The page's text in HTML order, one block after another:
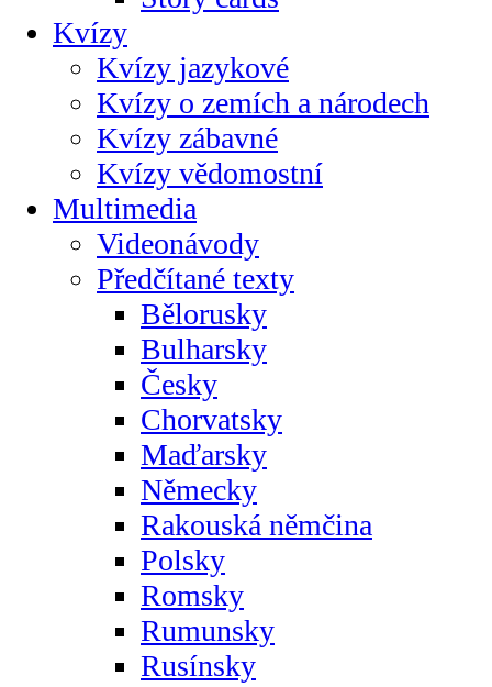
Kvízy
Kvízy jazykové
Kvízy o zemích a národech
Kvízy zábavné
Kvízy vědomostní
Multimedia
Videonávody
Předčítané texty
Bělorusky
Bulharsky
Česky
Chorvatsky
Maďarsky
Německy
Rakouská němčina
Polsky
Romsky
Rumunsky
Rusínsky